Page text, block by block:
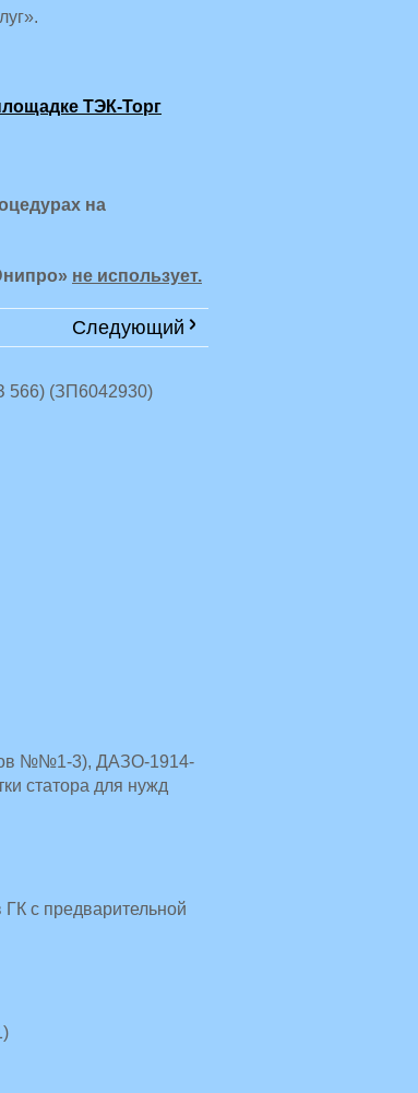
ТЭК-Торг
на
не использует.
Следующий
566) (ЗП6042930)
№№1-3), ДАЗО-1914-
статора для нужд
с предварительной